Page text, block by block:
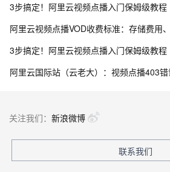
3步搞定！阿里云视频点播入门保姆级教程
3步搞定！阿里云视频点播入门保姆级教程
阿里云国际站（云老大）：视频点播403
关注我们： 新浪微博
联系我们